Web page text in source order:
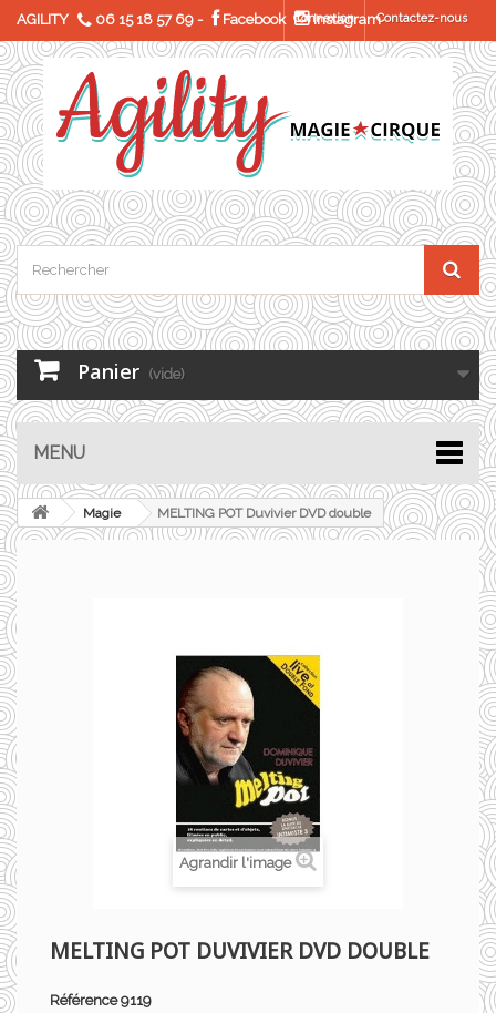
AGILITY 06 15 18 57 69 - Facebook InstagramContactez-nous
Connexion
Panier (vide)
MENU
Magie MELTING POT Duvivier DVD double
Agrandir l'image
MELTING POT DUVIVIER DVD DOUBLE
Référence 9119